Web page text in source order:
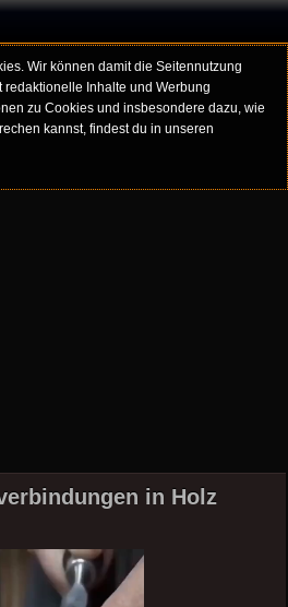
Wir können damit die Seitennutzung
Inhalte und Werbung
zu Cookies und insbesondere dazu, wie
kannst, findest du in unseren
in Holz